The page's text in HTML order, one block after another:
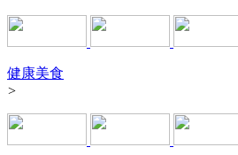
健康美食
>